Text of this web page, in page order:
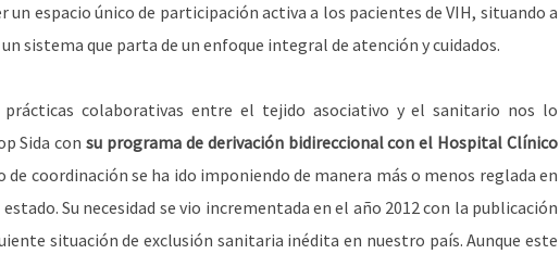
un espacio único de participación activa a los pacientes de VIH, situando a
sistema que parta de un enfoque integral de atención y cuidados.
colaborativas entre el tejido asociativo y el sanitario nos lo
Sida consu programa de derivación bidireccional con el Hospital Clínico
de coordinación se ha ido imponiendo de manera más o menos reglada en
Su necesidad se vio incrementada en el año 2012 con la publicación
situación de exclusión sanitaria inédita en nuestro país. Aunque este